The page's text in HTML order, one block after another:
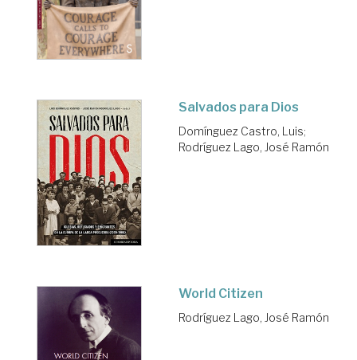
Salvados para Dios
Domínguez Castro, Luis;
Rodríguez Lago, José Ramón
World Citizen
Rodríguez Lago, José Ramón